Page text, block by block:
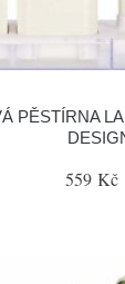
PĚSTÍRNA
559 Kč